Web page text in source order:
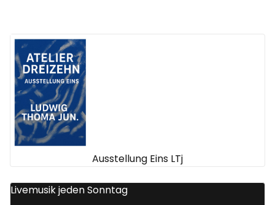
Ausstellung Eins LTj
Livemusik jeden Sonntag